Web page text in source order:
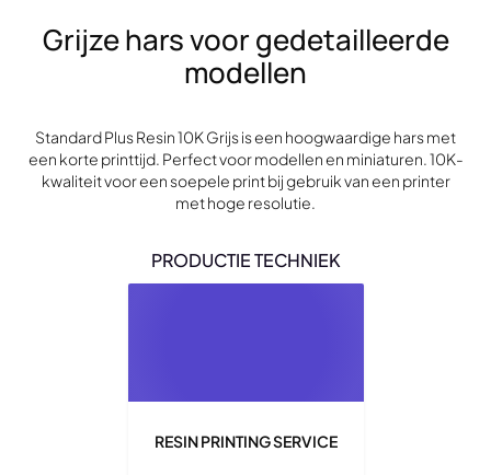
Grijze hars voor gedetailleerde
modellen
Standard Plus Resin 10K Grijs is een hoogwaardige hars met
een korte printtijd. Perfect voor modellen en miniaturen. 10K-
kwaliteit voor een soepele print bij gebruik van een printer
met hoge resolutie.
PRODUCTIE TECHNIEK
RESIN PRINTING SERVICE